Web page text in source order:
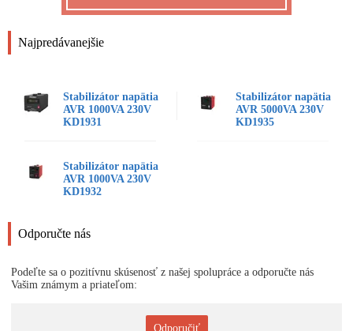
Najpredávanejšie
Stabilizátor napätia
AVR 1000VA 230V
KD1931
Stabilizátor napätia
AVR 5000VA 230V
KD1935
Stabilizátor napätia
AVR 1000VA 230V
KD1932
Odporučte nás
Podeľte sa o pozitívnu skúsenosť z našej spolupráce a odporučte nás
Vašim známym a priateľom:
Odporučiť